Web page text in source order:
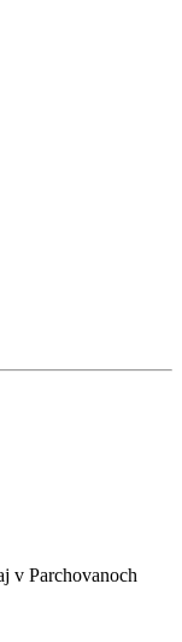
v Parchovanoch